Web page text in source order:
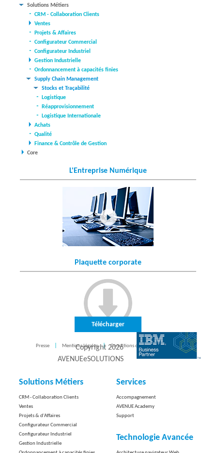
Solutions Métiers
CRM - Collaboration Clients
Ventes
Projets & Affaires
Configurateur Commercial
Configurateur Industriel
Gestion Industrielle
Ordonnancement à capacités finies
Supply Chain Management
Stocks et Traçabilité
Logistique
Réapprovisionnement
Logistique Internationale
Achats
Qualité
Finance & Contrôle de Gestion
Core
L'Entreprise Numérique
Plaquette corporate
Télécharger
Presse Mentions légales Conditions d'utilisation CONTACT
Copyright 2026
AVENUEeSOLUTIONS
Solutions Métiers
CRM - Collaboration Clients
Ventes
Projets & d'Affaires
Configurateur Commercial
Configurateur Industriel
Gestion Industrielle
Services
Accompagnement
AVENUE Academy
Support
Technologie Avancée